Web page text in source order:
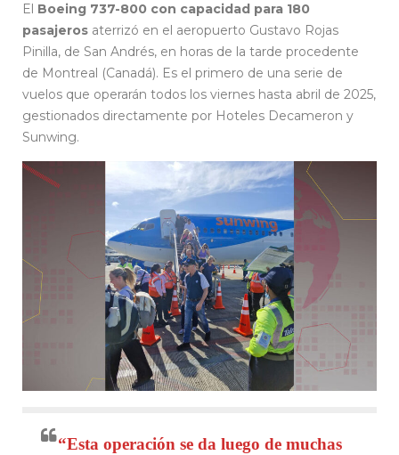
El Boeing 737-800 con capacidad para 180
pasajeros aterrizó en el aeropuerto Gustavo Rojas
Pinilla, de San Andrés, en horas de la tarde procedente
de Montreal (Canadá). Es el primero de una serie de
vuelos que operarán todos los viernes hasta abril de 2025,
gestionados directamente por Hoteles Decameron y
Sunwing.
“Esta operación se da luego de muchas